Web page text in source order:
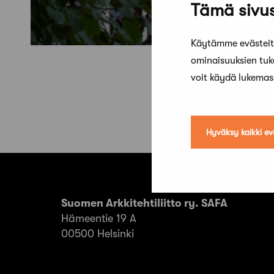
Tämä
Käytämme
ominaisuuksien
voit käydä
Hyväksy kaikki
Suomen Arkkitehtiliitto ry. SAFA
Hämeentie 19 A
00500 Helsinki